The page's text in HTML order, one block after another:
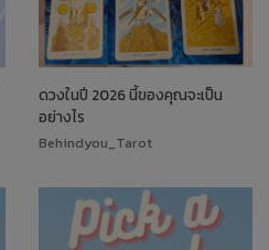
ดวงในปี 2026 นี้ของคุณจะเป็น
อย่างไร
Behindyou_Tarot